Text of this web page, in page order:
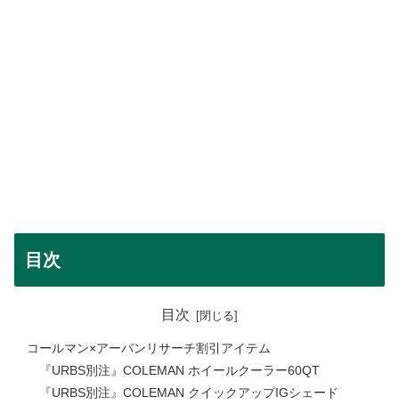
目次
目次
コールマン×アーバンリサーチ割引アイテム
『URBS別注』COLEMAN ホイールクーラー60QT
『URBS別注』COLEMAN クイックアップIGシェード